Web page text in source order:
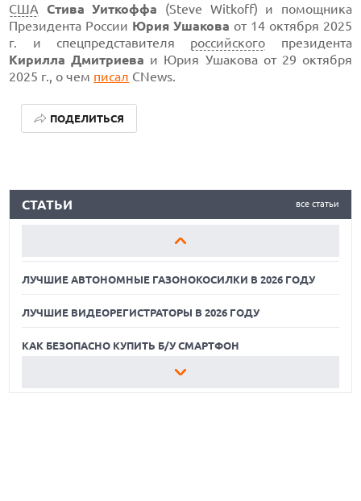
США
Стива Уиткоффа (Steve Witkoff) и помощника
Президента России Юрия Ушакова от 14 октября 2025
г. и спецпредставителя российского президента
Кирилла Дмитриева и Юрия Ушакова от 29 октября
2025 г., о чем писал CNews.
ПОДЕЛИТЬСЯ
все статьи
СТАТЬИ
КАК БЕЗОПАСНО КУПИТЬ Б/У СМАРТФОН
ЛУЧШИЕ АВТОНОМНЫЕ ГАЗОНОКОСИЛКИ В 2026 ГОДУ
ЛУЧШИЕ ВИДЕОРЕГИСТРАТОРЫ В 2026 ГОДУ
КАК БЕЗОПАСНО КУПИТЬ Б/У СМАРТФОН
ЛУЧШИЕ АВТОНОМНЫЕ ГАЗОНОКОСИЛКИ В 2026 ГОДУ